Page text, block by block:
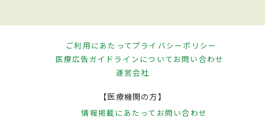
ご利用にあたってプライバシーポリシー
医療広告ガイドラインについてお問い合わせ
運営会社
【医療機関の方】
情報掲載にあたって お問い合わせ